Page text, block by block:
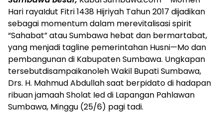
Hari rayaIdut Fitri 1438 Hijriyah Tahun 2017 dijadikan
sebagai momentum dalam merevitalisasi spirit
“Sahabat” atau Sumbawa hebat dan bermartabat,
yang menjadi tagline pemerintahan Husni—Mo dan
pembangunan di Kabupaten Sumbawa. Ungkapan
tersebutdisampaikanoleh Wakil Bupati Sumbawa,
Drs. H. Mahmud Abdullah saat berpidato di hadapan
ribuan jamaah Sholat Ied di Lapangan Pahlawan
Sumbawa, Minggu (25/6) pagi tadi.